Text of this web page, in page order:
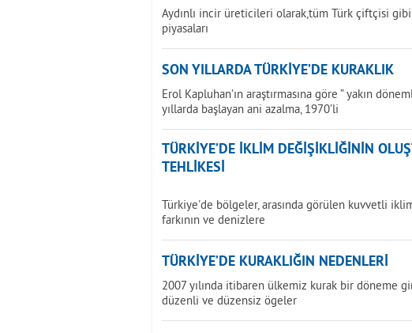
Aydınlı incir üreticileri olarak,tüm Türk çiftçisi
piyasaları
SON YILLARDA TÜRKİYE’DE KURAKLIK
Erol Kapluhan’ın araştırmasına göre ” yakın
yıllarda başlayan ani azalma, 1970’li
TÜRKİYE’DE İKLİM DEĞİŞİKLİĞİNİN
TEHLİKESİ
Türkiye'de bölgeler, arasında görülen kuvvetli
farkının ve denizlere
TÜRKİYE’DE KURAKLIĞIN NEDENLERİ
2007 yılında itibaren ülkemiz kurak bir döneme
düzenli ve düzensiz ögeler